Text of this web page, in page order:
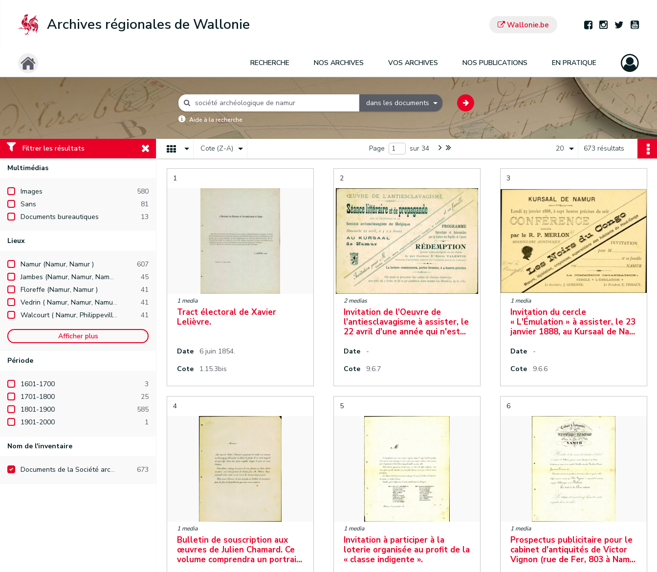
Archives régionales de Wallonie Wallonie.be
RECHERCHE NOS ARCHIVES VOS ARCHIVES NOS PUBLICATIONS EN PRATIQUE
dans les documents
Aide à la recherche
Filtrer les résultats
Multimédias
Images
580
Sans
81
Documents bureautiques
13
Lieux
Namur (Namur, Namur )
607
Jambes (Namur, Namur, Namur )
45
Floreffe (Namur, Namur )
41
Vedrin ( Namur, Namur, Namur )
41
Walcourt ( Namur, Philippeville )
41
Afficher plus
Période
1601-1700
3
1701-1800
25
1801-1900
585
1901-2000
1
Nom de l'inventaire
Documents de la Société archéologique de Namur 673
Cote (Z-A) Page sur 34 673 résultats
20
1
1 media
Tract électoral de Xavier
Lelièvre.
Date
6 juin 1854.
Cote
1.15.3bis
2
2 medias
Invitation de l'Oeuvre de
l'antiesclavagisme à assister, le
22 avril d'une année qui n'est…
Date
-
Cote
9.6.7
3
1 media
Invitation du cercle
« L'Émulation » à assister, le 23
janvier 1888, au Kursaal de Na…
Date
-
Cote
9.6.6
4
1 media
Bulletin de souscription aux
œuvres de Julien Chamard. Ce
volume comprendra un portrai…
5
1 media
Invitation à participer à la
loterie organisée au profit de la
« classe indigente ».
6
1 media
Prospectus publicitaire pour le
cabinet d'antiquités de Victor
Vignon (rue de Fer, 803 à Nam…